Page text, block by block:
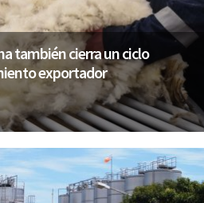
también cierra un ciclo
exportador